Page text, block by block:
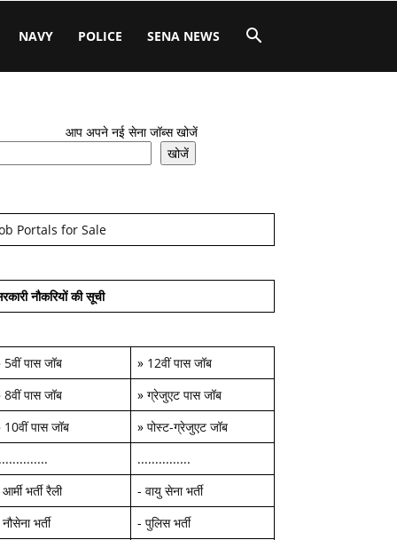
NAVY POLICE SENA NEWS
आप अपने नई सेना जॉब्स खोजें
खोजें
Portals for Sale
नौकरियों की सूची
5वीं पास जॉब » 12वीं पास जॉब
8वीं पास जॉब » ग्रेजुएट पास जॉब
10वीं पास जॉब » पोस्ट-ग्रेजुएट जॉब
...............
आर्मी भर्ती रैली - वायु सेना भर्ती
नौसेना भर्ती - पुलिस भर्ती